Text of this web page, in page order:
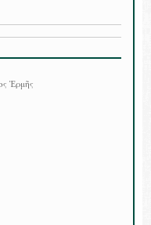
Ἑρμῆς